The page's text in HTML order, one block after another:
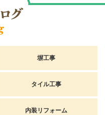
塀工事
タイル工事
内装リフォーム